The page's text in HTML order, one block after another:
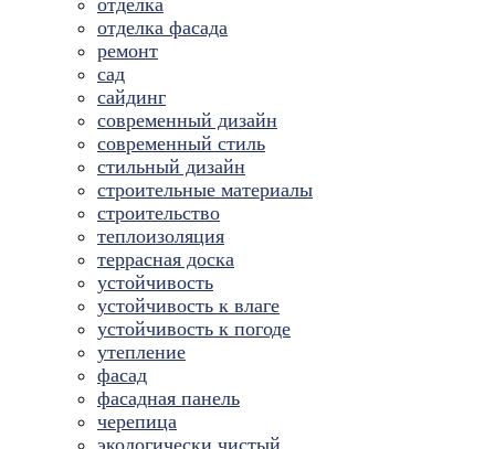
отделка
отделка фасада
ремонт
сад
сайдинг
современный дизайн
современный стиль
стильный дизайн
строительные материалы
строительство
теплоизоляция
террасная доска
устойчивость
устойчивость к влаге
устойчивость к погоде
утепление
фасад
фасадная панель
черепица
экологически чистый